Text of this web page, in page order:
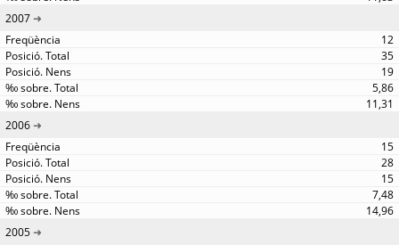
2007
12
35
19
5,86
11,31
2006
15
28
15
7,48
14,96
2005